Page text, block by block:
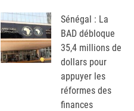
Sénégal : La
BAD débloque
35,4 millions de
dollars pour
appuyer les
réformes des
finances